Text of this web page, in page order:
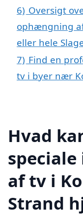
6) Oversigt
ophængning
eller hele
7) Find en
tv i byer nær
Hvad
af tv i
Strand